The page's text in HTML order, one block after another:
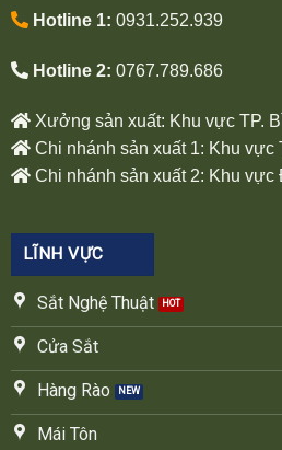
Hotline 1: 0931.252.939
Hotline 2: 0767.789.686
Xưởng sản xuất: Khu vực TP.
Chi nhánh sản xuất 1: Khu vực
Chi nhánh sản xuất 2: Khu vực
LĨNH VỰC
Sắt Nghệ Thuật
Cửa Sắt
Hàng Rào
Mái Tôn